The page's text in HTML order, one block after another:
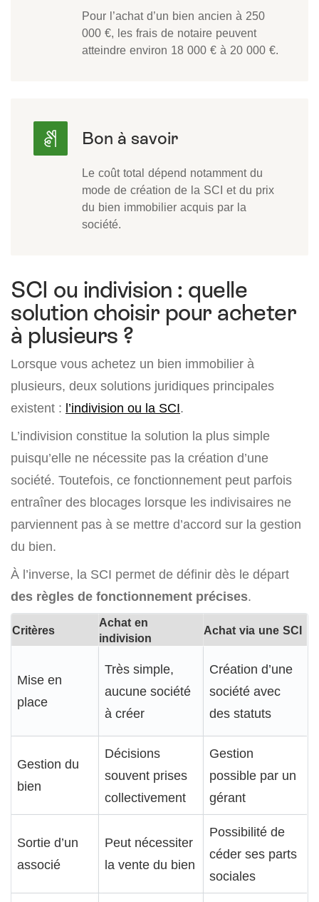
Pour l’achat d’un bien ancien à 250
000 €, les frais de notaire peuvent
atteindre environ 18 000 € à 20 000 €.
Le coût total dépend notamment du
mode de création de la SCI et du prix
du bien immobilier acquis par la
société.
SCI ou indivision : quelle
solution choisir pour acheter
à plusieurs ?
Lorsque vous achetez un bien immobilier à
plusieurs, deux solutions juridiques principales
existent : l’indivision ou la SCI.
L’indivision constitue la solution la plus simple
puisqu’elle ne nécessite pas la création d’une
société. Toutefois, ce fonctionnement peut parfois
entraîner des blocages lorsque les indivisaires ne
parviennent pas à se mettre d’accord sur la gestion
du bien.
À l’inverse, la SCI permet de définir dès le départ
des règles de fonctionnement précises.
Critères
Achat en
indivision
Achat via une SCI
Mise en
place
Très simple,
aucune société
à créer
Création d’une
société avec
des statuts
Gestion du
bien
Décisions
souvent prises
collectivement
Gestion
possible par un
gérant
Sortie d’un
associé
Peut nécessiter
la vente du bien
Possibilité de
céder ses parts
sociales